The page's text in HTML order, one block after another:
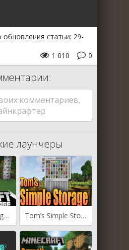
обновления статьи: 29-
0
1 010
комментариев,
лаунчеры
Expanded Storage для Майнкрафт [1.19.3, 1.19.2, 1.18.2] Tom’s Simple Storage для Майнкрафт [1.19.4, 1.19.3, 1.19.2]